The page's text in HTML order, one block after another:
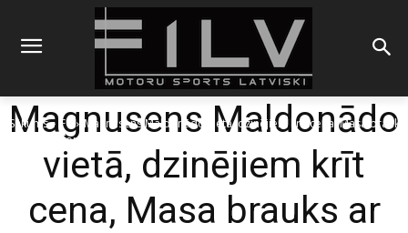
Sākums F1
Magnusens Maldonādo vietā, dzinējiem krīt cena, Masa brauks
ar Sennas formulu
Magnusens Maldonādo
vietā, dzinējiem krīt
cena, Masa brauks ar